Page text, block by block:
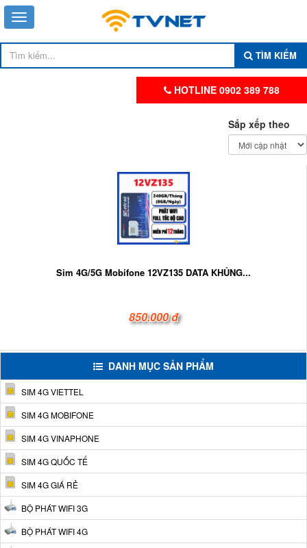
TÌM KIẾM
HOTLINE 0902 389 788
Sắp xếp theo
Sim 4G/5G Mobifone 12VZ135 DATA KHỦNG...
850.000 đ
DANH MỤC SẢN PHẨM
SIM 4G VIETTEL
SIM 4G MOBIFONE
SIM 4G VINAPHONE
SIM 4G QUỐC TẾ
SIM 4G GIÁ RẺ
BỘ PHÁT WIFI 3G
BỘ PHÁT WIFI 4G